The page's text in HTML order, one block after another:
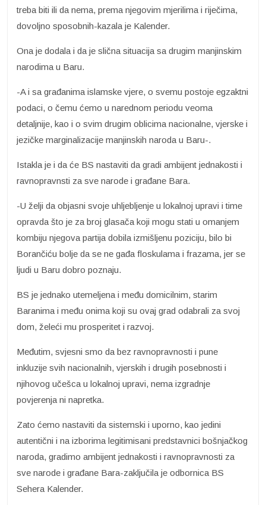
treba biti ili da nema, prema njegovim mjerilima i riječima,
dovoljno sposobnih-kazala je Kalender.
Ona je dodala i da je slična situacija sa drugim manjinskim
narodima u Baru.
-A i sa građanima islamske vjere, o svemu postoje egzaktni
podaci, o čemu ćemo u narednom periodu veoma
detaljnije, kao i o svim drugim oblicima nacionalne, vjerske i
jezičke marginalizacije manjinskih naroda u Baru-.
Istakla je i da će BS nastaviti da gradi ambijent jednakosti i
ravnopravnsti za sve narode i građane Bara.
-U želji da objasni svoje uhljebljenje u lokalnoj upravi i time
opravda što je za broj glasača koji mogu stati u omanjem
kombiju njegova partija dobila izmišljenu poziciju, bilo bi
Borančiću bolje da se ne gađa floskulama i frazama, jer se
ljudi u Baru dobro poznaju.
BS je jednako utemeljena i među domicilnim, starim
Baranima i među onima koji su ovaj grad odabrali za svoj
dom, želeći mu prosperitet i razvoj.
Međutim, svjesni smo da bez ravnopravnosti i pune
inkluzije svih nacionalnih, vjerskih i drugih posebnosti i
njihovog učešca u lokalnoj upravi, nema izgradnje
povjerenja ni napretka.
Zato ćemo nastaviti da sistemski i uporno, kao jedini
autentični i na izborima legitimisani predstavnici bošnjačkog
naroda, gradimo ambijent jednakosti i ravnopravnosti za
sve narode i građane Bara-zaključila je odbornica BS
Sehera Kalender.